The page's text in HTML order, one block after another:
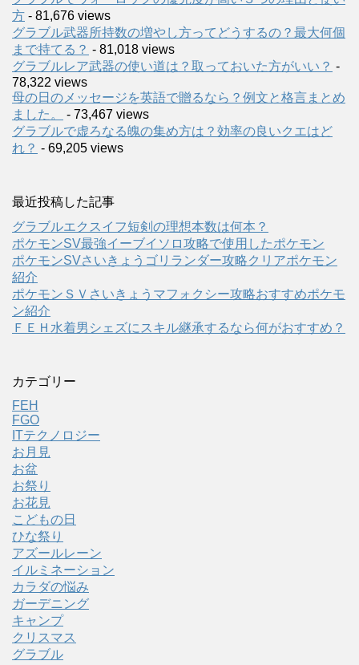
方 - 81,676 views
グラブル武器所持数の増やし方ってどうするの？最大何個
まで持てる？ - 81,018 views
グラブルレア武器の使い道は？取っておいた方がいい？ -
78,322 views
母の日のメッセージを英語で贈るなら？例文と格言まとめ
ました。
- 73,467 views
グラブルで虚ろなる魄の集め方は？効率の良いクエはど
れ？ - 69,205 views
最近投稿した記事
グラブルエクスイフ短剣の理想本数は何本？
ポケモンSV最強イーブイソロ攻略で使用したポケモン
ポケモンSVさいきょうゴリランダー攻略クリアポケモン
紹介
ポケモンＳＶさいきょうマフォクシー攻略おすすめポケモ
ン紹介
ＦＥＨ水着男シェズにスキル継承するなら何がおすすめ？
カテゴリー
FEH
FGO
ITテクノロジー
お月見
お盆
お祭り
お花見
こどもの日
ひな祭り
アズールレーン
イルミネーション
カラダの悩み
ガーデニング
キャンプ
クリスマス
グラブル